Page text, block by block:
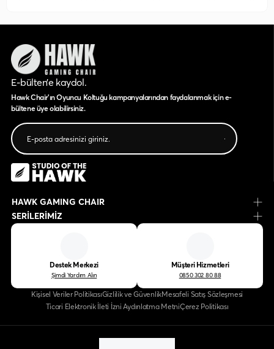
E-bülten’e kaydol.
Hawk Chair'ın Oyuncu Koltuğu kampanyalarından faydalanmak için e-
bültene üye olabilirsiniz.
HAWK GAMING CHAIR
SERİLERİMİZ
Destek Merkezi
Şimdi Yardım Alın
Müşteri Hizmetleri
0850 302 80 88
Kişisel Veriler PolitikasıGizlilik ve GüvenlikMesafeli Satış Sözleşmesi
Ticari Elektronik İleti İzni Aydınlatma MetniÇerez Politikası